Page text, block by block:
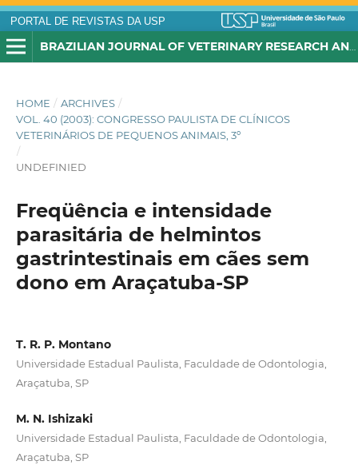
PORTAL DE REVISTAS DA USP
BRAZILIAN JOURNAL OF VETERINARY RESEARCH AND ANIMAL SCIENCE
HOME / ARCHIVES /
VOL. 40 (2003): CONGRESSO PAULISTA DE CLÍNICOS
VETERINÁRIOS DE PEQUENOS ANIMAIS, 3º
/
UNDEFINIED
Freqüência e intensidade
parasitária de helmintos
gastrintestinais em cães sem
dono em Araçatuba-SP
T. R. P. Montano
Universidade Estadual Paulista, Faculdade de Odontologia,
Araçatuba, SP
M. N. Ishizaki
Universidade Estadual Paulista, Faculdade de Odontologia,
Araçatuba, SP